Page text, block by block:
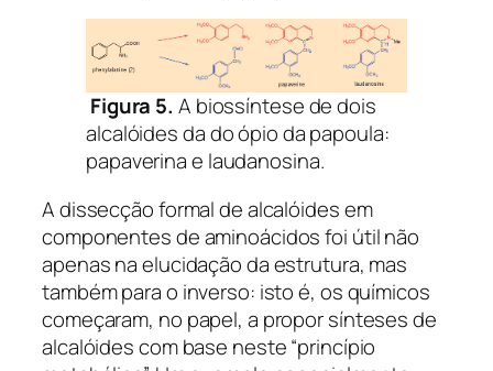
Figura 5. A biossíntese de dois
alcalóides da do ópio da papoula:
papaverina e laudanosina.
A dissecção formal de alcalóides em
componentes de aminoácidos foi útil não
apenas na elucidação da estrutura, mas
também para o inverso: isto é, os químicos
começaram, no papel, a propor sínteses de
alcalóides com base neste “princípio